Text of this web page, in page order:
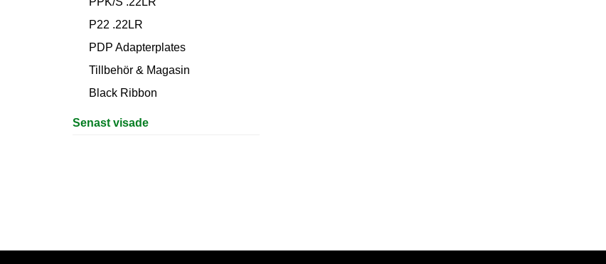
P22 .22LR
PDP Adapterplates
Tillbehör & Magasin
Black Ribbon
Senast visade